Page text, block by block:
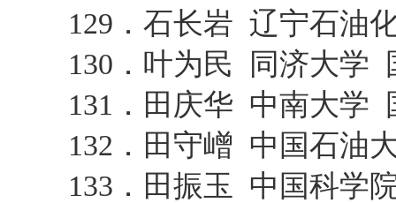
129．石长岩 辽宁石油
130．叶为民 同济大学
131．田庆华 中南大学
132．田守嶒 中国石油
133．田振玉 中国科学